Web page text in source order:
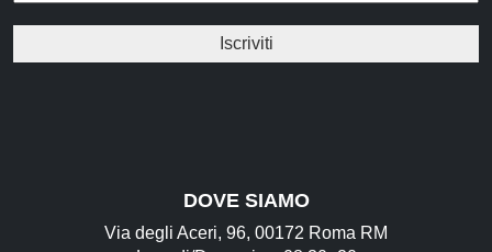
Articoli per la Casa
Causa Palestinese
Macelleria
DOVE SIAMO
Via degli Aceri, 96, 00172 Roma RM